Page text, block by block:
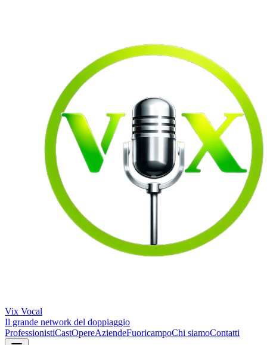
Vix Vocal
Il grande network del doppiaggio
ProfessionistiCastOpereAziendeFuoricampoChi siamoContatti